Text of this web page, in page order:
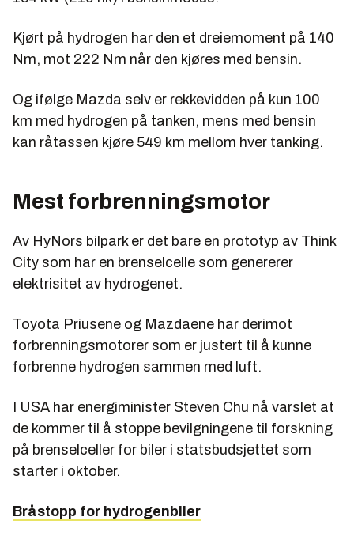
Kjørt på hydrogen har den et dreiemoment på 140
Nm, mot 222 Nm når den kjøres med bensin.
Og ifølge Mazda selv er rekkevidden på kun 100
km med hydrogen på tanken, mens med bensin
kan råtassen kjøre 549 km mellom hver tanking.
Mest forbrenningsmotor
Av HyNors bilpark er det bare en prototyp av Think
City som har en brenselcelle som genererer
elektrisitet av hydrogenet.
Toyota Priusene og Mazdaene har derimot
forbrenningsmotorer som er justert til å kunne
forbrenne hydrogen sammen med luft.
I USA har energiminister Steven Chu nå varslet at
de kommer til å stoppe bevilgningene til forskning
på brenselceller for biler i statsbudsjettet som
starter i oktober.
Bråstopp for hydrogenbiler